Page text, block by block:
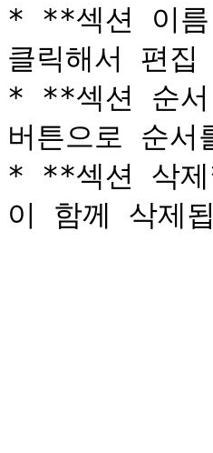
* **섹션 이
클릭해서 편집
* **섹션 순
버튼으로 순
* **섹션 삭제